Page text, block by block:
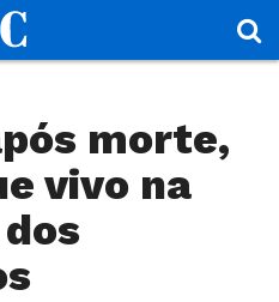
morte,
vivo na